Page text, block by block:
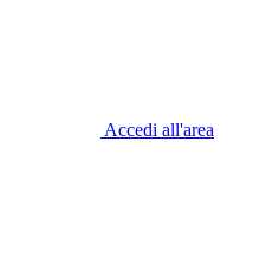
Accedi all'area